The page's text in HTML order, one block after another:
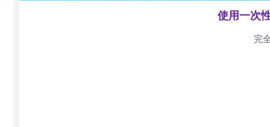
使用一次
完